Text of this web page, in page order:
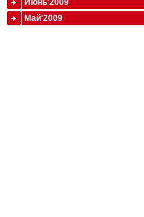
Июнь'2009
Май'2009